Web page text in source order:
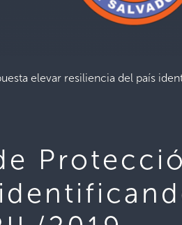
elevar resiliencia del país